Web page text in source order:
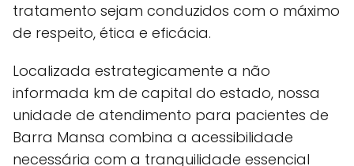
tratamento sejam conduzidos com o máximo
de respeito, ética e eficácia.
Localizada estrategicamente a não
informada km de capital do estado, nossa
unidade de atendimento para pacientes de
Barra Mansa combina a acessibilidade
necessária com a tranquilidade essencial